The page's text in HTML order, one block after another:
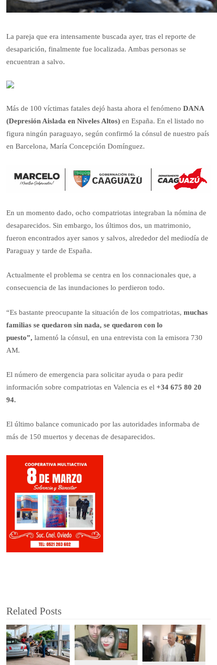
La pareja que era intensamente buscada ayer, tras el reporte de
desaparición, finalmente fue localizada. Ambas personas se
encuentran a salvo.
Más de 100 víctimas fatales dejó hasta ahora el fenómenoDANA
(Depresión Aislada en Niveles Altos) en España. En el listado no
figura ningún paraguayo, según confirmó la cónsul de nuestro país
en Barcelona, María Concepción Domínguez.
En un momento dado, ocho compatriotas integraban la nómina de
desaparecidos. Sin embargo, los últimos dos, un matrimonio,
fueron encontrados ayer sanos y salvos, alrededor del mediodía de
Paraguay y tarde de España.
Actualmente el problema se centra en los connacionales que, a
consecuencia de las inundaciones lo perdieron todo.
“Es bastante preocupante la situación de los compatriotas, muchas
familias se quedaron sin nada, se quedaron con lo
puesto”, lamentó la cónsul, en una entrevista con la emisora 730
AM.
El número de emergencia para solicitar ayuda o para pedir
información sobre compatriotas en Valencia es el+34 675 80 20
94.
El último balance comunicado por las autoridades informaba de
más de 150 muertos y decenas de desaparecidos.
Related Posts